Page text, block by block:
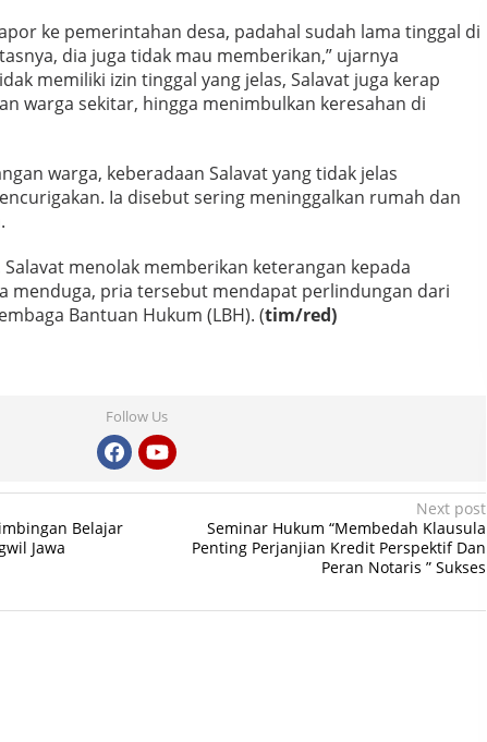
ke pemerintahan desa, padahal sudah lama tinggal di
dia juga tidak mau memberikan,” ujarnya
memiliki izin tinggal yang jelas, Salavat juga kerap
warga sekitar, hingga menimbulkan keresahan di
warga, keberadaan Salavat yang tidak jelas
Ia disebut sering meninggalkan rumah dan
menolak memberikan keterangan kepada
menduga, pria tersebut mendapat perlindungan dari
Bantuan Hukum (LBH). (tim/red)
Follow Us
Belajar
Jawa
Next post
Seminar Hukum “Membedah Klausula
Penting Perjanjian Kredit Perspektif Dan
Peran Notaris ” Sukses